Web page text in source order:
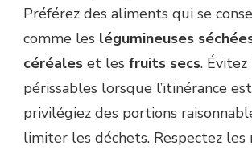
Préférez des aliments qui se
comme les légumineuses
céréales et les fruits secs.
périssables lorsque l’itinérance
privilégiez des portions
limiter les déchets. Respectez les